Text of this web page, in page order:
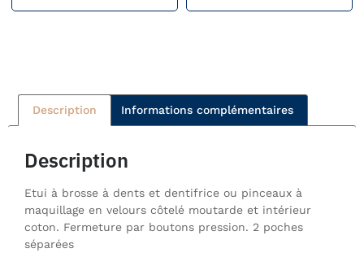
Description Informations complémentaires
Description
Etui à brosse à dents et dentifrice ou pinceaux à
maquillage en velours côtelé moutarde et intérieur
coton. Fermeture par boutons pression. 2 poches
séparées